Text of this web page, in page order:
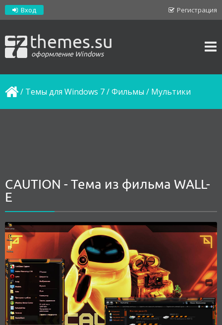
Регистрация
Вход
themes.su
оформление Windows
/ Темы для Windows 7/Фильмы / Мультики
CAUTION - Тема из фильма WALL-
E